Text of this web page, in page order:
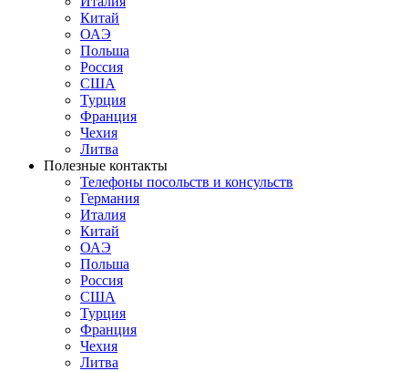
Китай
ОАЭ
Польша
Россия
США
Турция
Франция
Чехия
Литва
Полезные контакты
Телефоны посольств и консульств
Германия
Италия
Китай
ОАЭ
Польша
Россия
США
Турция
Франция
Чехия
Литва